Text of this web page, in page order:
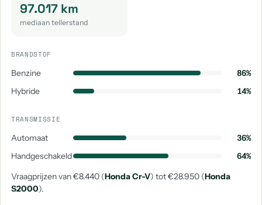
97.017 km
mediaan tellerstand
BRANDSTOF
Benzine
86%
Hybride
14%
TRANSMISSIE
Automaat
36%
Handgeschakeld
64%
Vraagprijzen van €8.440 (Honda Cr-V) tot €28.950 (Honda
S2000).